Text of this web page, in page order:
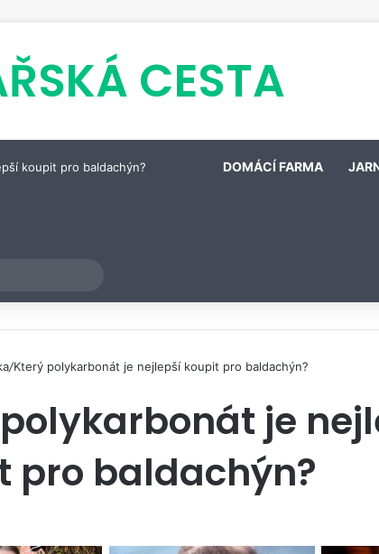
CESTA
koupit pro baldachýn? DOMÁCÍ FARMA
for
/Který polykarbonát je nejlepší koupit pro baldachýn?
je
pro baldachýn?